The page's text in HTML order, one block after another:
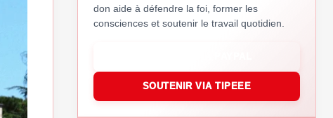
don aide à défendre la foi, former les
consciences et soutenir le travail quotidien.
SOUTENIR VIA TIPEEE